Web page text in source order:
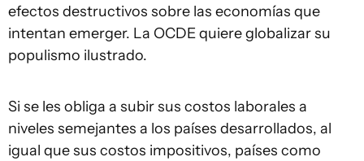
efectos destructivos sobre las economías que
intentan emerger. La OCDE quiere globalizar su
populismo ilustrado.
Si se les obliga a subir sus costos laborales a
niveles semejantes a los países desarrollados, al
igual que sus costos impositivos, países como